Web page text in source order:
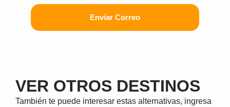
Envíar Correo
VER OTROS DESTINOS
También te puede interesar estas alternativas, ingresa